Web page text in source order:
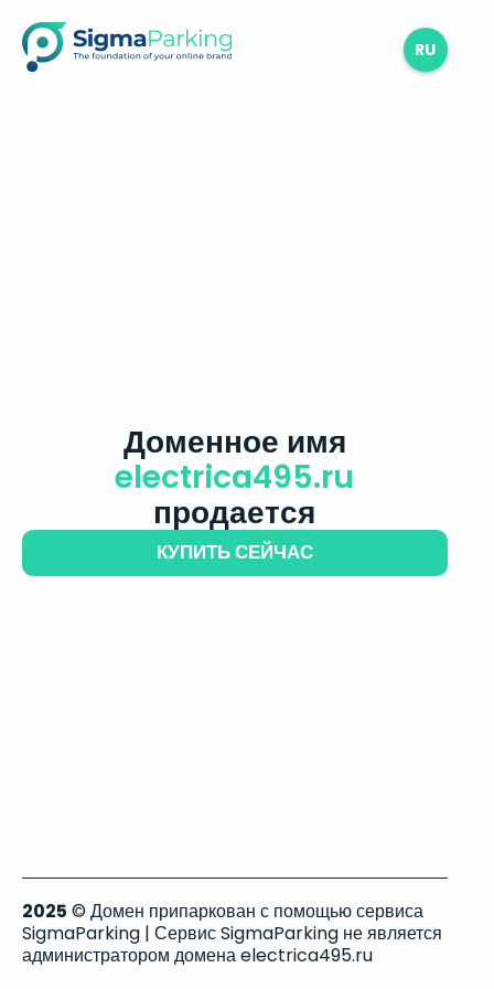
RU
Доменное имя
electrica495.ru
продается
КУПИТЬ СЕЙЧАС
2025 © Домен припаркован с помощью сервиса
SigmaParking | Сервис SigmaParking не является
администратором домена electrica495.ru